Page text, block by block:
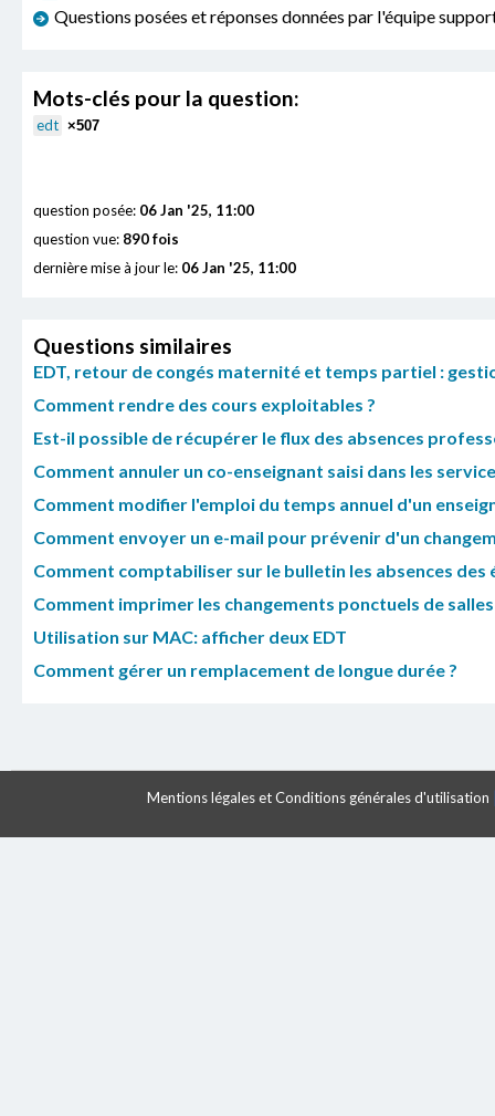
Questions posées et réponses données par l'équipe
Mots-clés pour la question:
edt ×507
question posée: 06 Jan '25, 11:00
question vue: 890 fois
dernière mise à jour le: 06 Jan '25, 11:00
Questions similaires
EDT, retour de congés maternité et temps partiel :
Comment rendre des cours exploitables ?
Est-il possible de récupérer le flux des absences
Comment annuler un co-enseignant saisi dans les
Comment modifier l'emploi du temps annuel d'un
Comment envoyer un e-mail pour prévenir d'un
Comment comptabiliser sur le bulletin les absences des
Comment imprimer les changements ponctuels de
Utilisation sur MAC: afficher deux EDT
Comment gérer un remplacement de longue durée ?
Mentions légales et Conditions générales d'utilisation